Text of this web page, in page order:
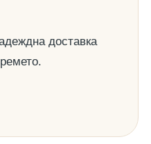
доставка